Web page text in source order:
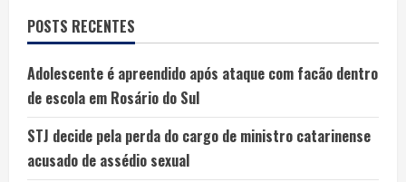
POSTS RECENTES
Adolescente é apreendido após ataque com facão dentro
de escola em Rosário do Sul
STJ decide pela perda do cargo de ministro catarinense
acusado de assédio sexual